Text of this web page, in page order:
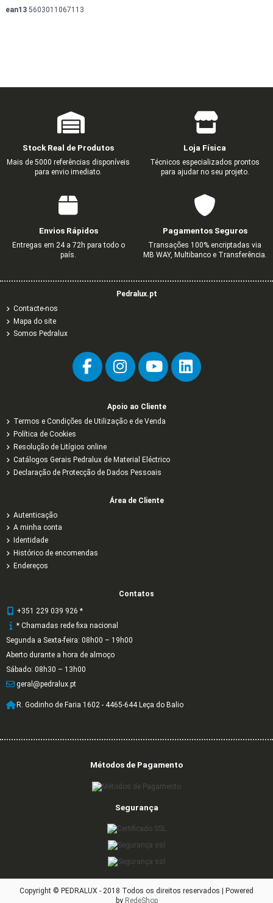
ean13 5603011067113
Stock Real de Produtos
Mais de 5000 referências disponíveis
para envio imediato.
Loja Física
Técnicos especializados prontos
para ajudar no seu projeto.
Envios Rápidos
Entregas em 24 a 72h para todo o
país.
Pagamentos Seguros
Transações 100% encriptadas via
MB WAY, Multibanco e Transferência.
Pedralux.pt
Contacte-nos
Mapa do site
Somos Pedralux
Apoio ao Cliente
Termos e Condições de Utilização e de Venda
Política de Cookies
Resolução de Litígios online
Catálogos Gerais Pedralux de Material Eléctrico
Declaração de Protecção de Dados Pessoais
Área de Cliente
Autenticação
A minha conta
Identidade
Histórico de encomendas
Endereços
Contatos
+351 229 039 926 *
* Chamadas rede fixa nacional
Segunda a Sexta-feira: 08h00 – 19h00
Aberto durante a hora de almoço
Sábado: 08h30 – 13h00
geral@pedralux.pt
R. Godinho de Faria 1602 - 4465-644 Leça do Balio
Métodos de Pagamento
Segurança
Copyright © PEDRALUX - 2018 Todos os direitos reservados |
Powered
by RedeShop